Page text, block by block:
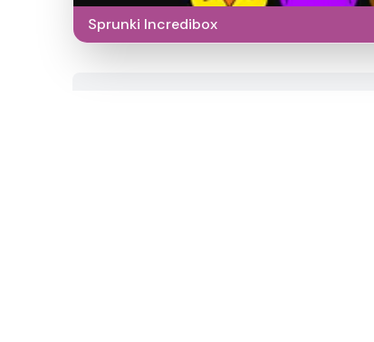
Sprunki Incredibox